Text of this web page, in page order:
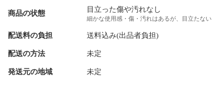
商品の状態 目立った傷や汚れなし
細かな使用感・傷・汚れはあるが、目立たない
配送料の負担 送料込み(出品者負担)
配送の方法 未定
発送元の地域 未定